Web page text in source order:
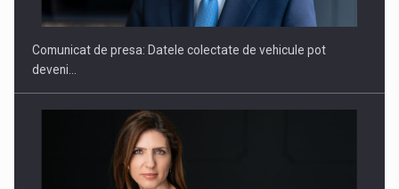
Comunicat de presa: Datele colectate de vehicule pot
deveni…